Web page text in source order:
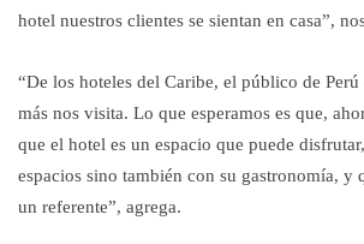
hotel nuestros clientes se sientan en casa”,
“De los hoteles del Caribe, el público de Perú
más nos visita. Lo que esperamos es que,
que el hotel es un espacio que puede
espacios sino también con su gastronomía, y
un referente”, agrega.